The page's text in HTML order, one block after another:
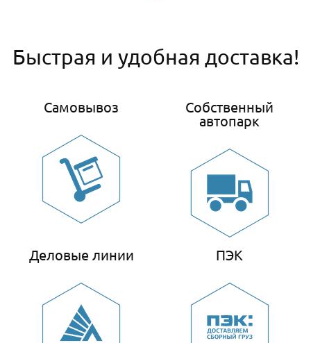
Быстрая и удобная доставка!
Самовывоз
Собственный
автопарк
Деловые линии ПЭК